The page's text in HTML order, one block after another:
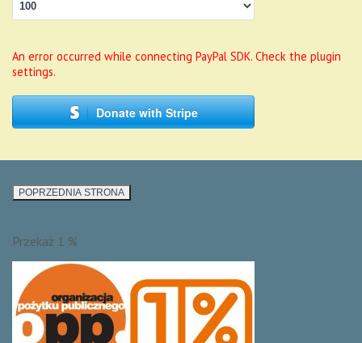
An error occurred while connecting PayPal SDK. Check the plugin
settings.
Donate with Stripe
Przekaż 1 %